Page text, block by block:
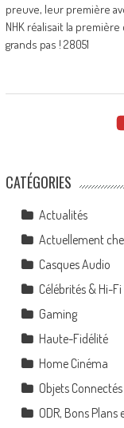
preuve, leur première
NHK réalisait la
grands pas ! 28051
CATÉGORIES
Actualités
Actuellement
Casques Audio
Célébrités & Hi-
Gaming
Haute-Fidélité
Home Cinéma
Objets
ODR, Bons Plans